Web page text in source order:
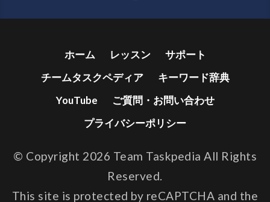
ホーム レッスン
サポート
チームタスクペディア
キーワード辞典
YouTube
ご質問・お問い合わせ
プライバシーポリシー
© Copyright 2026 Team Taskpedia All Rights
Reserved.
This site is protected by reCAPTCHA and the